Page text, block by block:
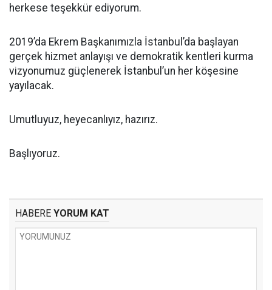
herkese teşekkür ediyorum.
2019’da Ekrem Başkanımızla İstanbul’da başlayan
gerçek hizmet anlayışı ve demokratik kentleri kurma
vizyonumuz güçlenerek İstanbul’un her köşesine
yayılacak.
Umutluyuz, heyecanlıyız, hazırız.
Başlıyoruz.
HABERE YORUM KAT